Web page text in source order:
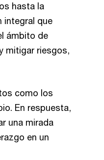
hasta la
integral que
ámbito de
mitigar riesgos,
como los
En respuesta,
una mirada
en un